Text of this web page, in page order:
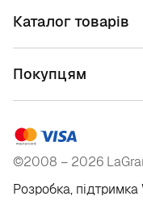
Каталог товарів
Покупцям
©2008 – 2026
Розробка, підтримка